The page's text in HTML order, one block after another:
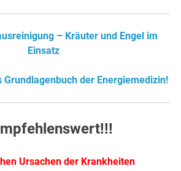
– Kräuter und Engel im
Einsatz
Grundlagenbuch der Energiemedizin!
Ursachen der Krankheiten